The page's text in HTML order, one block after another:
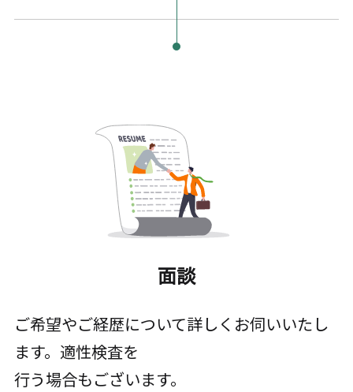
面談
ご希望やご経歴について詳しくお伺いいたし
ます。適性検査を
行う場合もございます。